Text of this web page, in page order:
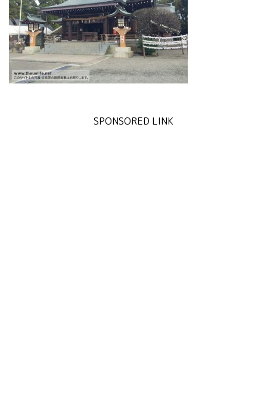
SPONSORED LINK